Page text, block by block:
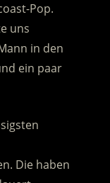
Pop.
uns
in den
ein paar
Die haben